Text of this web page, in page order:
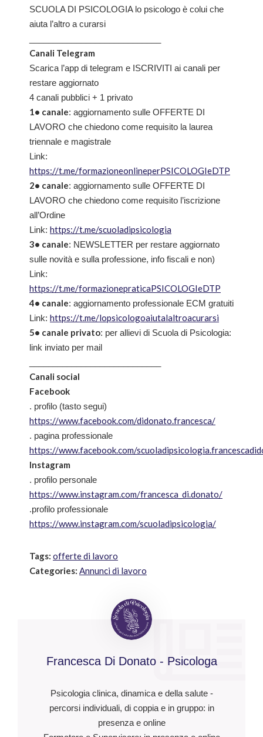
SCUOLA DI PSICOLOGIA lo psicologo è colui che
aiuta l’altro a curarsi
Canali Telegram
Scarica l’app di telegram e ISCRIVITI ai canali per
restare aggiornato
4 canali pubblici + 1 privato
1• canale: aggiornamento sulle OFFERTE DI
LAVORO che chiedono come requisito la laurea
triennale e magistrale
Link:
https://t.me/formazioneonlineperPSICOLOGIeDTP
2• canale: aggiornamento sulle OFFERTE DI
LAVORO che chiedono come requisito l’iscrizione
all’Ordine
Link: https://t.me/scuoladipsicologia
3• canale: NEWSLETTER per restare aggiornato
sulle novità e sulla professione, info fiscali e non)
Link:
https://t.me/formazionepraticaPSICOLOGIeDTP
4• canale: aggiornamento professionale ECM gratuiti
Link: https://t.me/lopsicologoaiutalaltroacurarsi
5• canale privato: per allievi di Scuola di Psicologia:
link inviato per mail
Canali social
Facebook
. profilo (tasto segui)
https://www.facebook.com/didonato.francesca/
. pagina professionale
https://www.facebook.com/
Instagram
. profilo personale
https://www.instagram.com/francesca_di.donato/
.profilo professionale
https://www.instagram.com/scuoladipsicologia/
Tags: offerte di lavoro
Categories: Annunci di lavoro
Francesca Di Donato - Psicologa
Psicologia clinica, dinamica e della salute -
percorsi individuali, di coppia e in gruppo: in
presenza e online